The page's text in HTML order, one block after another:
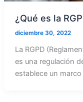
¿Qué es la
diciembre 30, 2022
La RGPD
es una regulación
establece un